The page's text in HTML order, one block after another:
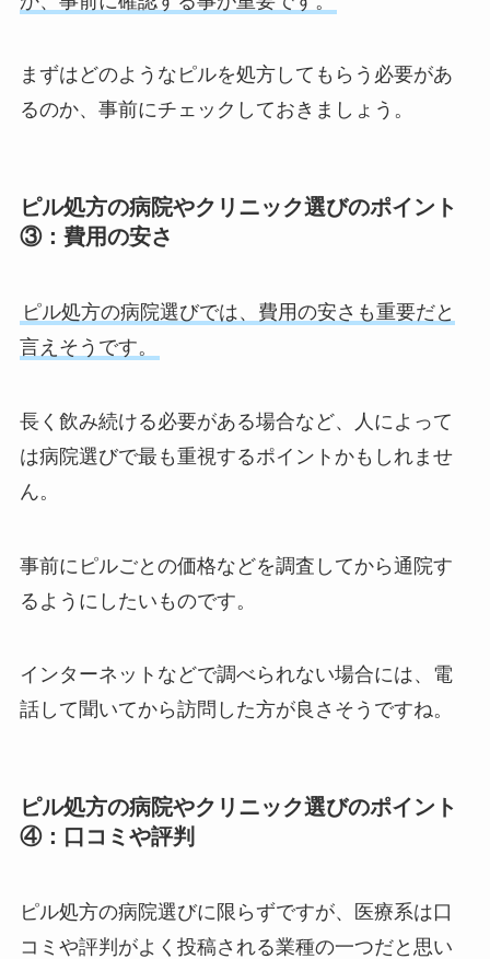
まずはどのようなピルを処方してもらう必要があ
るのか、事前にチェックしておきましょう。
ピル処方の病院やクリニック選びのポイント
③：費用の安さ
ピル処方の病院選びでは、費用の安さも重要だと
言えそうです。
長く飲み続ける必要がある場合など、人によって
は病院選びで最も重視するポイントかもしれませ
ん。
事前にピルごとの価格などを調査してから通院す
るようにしたいものです。
インターネットなどで調べられない場合には、電
話して聞いてから訪問した方が良さそうですね。
ピル処方の病院やクリニック選びのポイント
④：口コミや評判
ピル処方の病院選びに限らずですが、医療系は口
コミや評判がよく投稿される業種の一つだと思い